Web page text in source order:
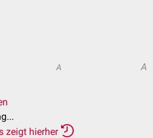
A A
zeigt hierher